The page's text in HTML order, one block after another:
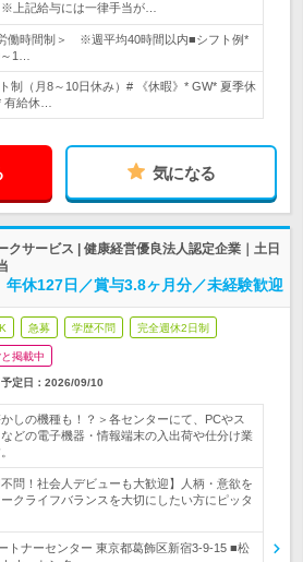
※上記給与には一律手当が…
働時間制＞ ※週平均40時間以内■シフト例*
1…
制（月8～10日休み）# 《休暇》* GW* 夏季休
有給休…
気になる
クサービス | 健康経営優良法人認定企業｜土日
年休127日／賞与3.8ヶ月分／未経験歓迎
急募 学歴不問 完全週休2日制
掲載中
定日： 2026/09/10
しの機種も！？＞各センターにて、PCやス
どの電子機器・情報端末の入出荷や仕分け業
不問！社会人デビューも大歓迎】人柄・意欲を
クライフバランスを大切にしたい方にピッタ
トナーセンター 東京都葛飾区新宿3-9-15 ■松